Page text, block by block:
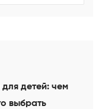
детей: чем
выбрать